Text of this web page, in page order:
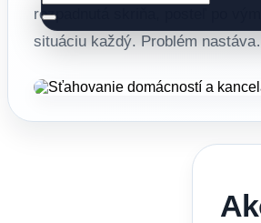
rozpadnutá skriňa, posteľ po
situáciu každý. Problém